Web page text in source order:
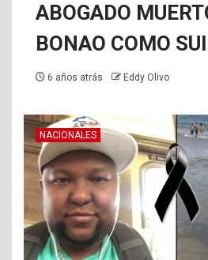
ABOGADO
BONAO COMO
6 años atrás Eddy Olivo
NACIONALES